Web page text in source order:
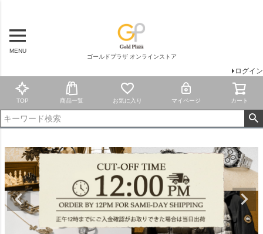
MENU
ゴールドプラザ オンラインストア
ログイン
TOP 商品一覧 お気に入り マイページ カート